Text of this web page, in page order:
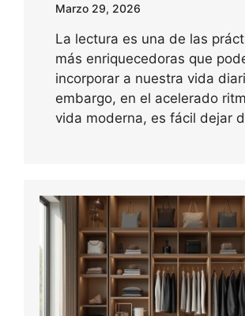
Marzo 29, 2026
La lectura es una de las
más enriquecedoras que
incorporar a nuestra vida
embargo, en el acelerado
vida moderna, es fácil dejar